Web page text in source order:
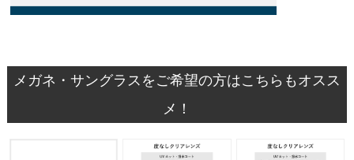
メガネ・サングラスをご希望の方はこちらもオスス
メ！